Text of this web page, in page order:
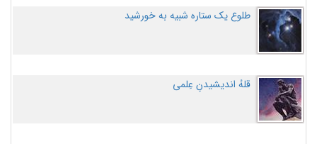
طلوع یک ستاره شبیه به خورشید
قلهُ اندیشیدنِ عِلمی